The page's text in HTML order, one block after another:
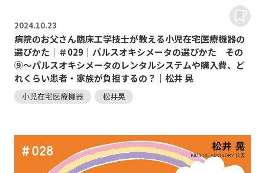
2024.10.23
病院のお父さん臨床工学技士が教える小児在宅医療機器の
選びかた｜＃029｜パルスオキシメータの選びかた その
⑨～パルスオキシメータのレンタルシステムや購入費、ど
れくらい患者・家族が負担するの？｜松井 晃
小児在宅医療機器 松井晃